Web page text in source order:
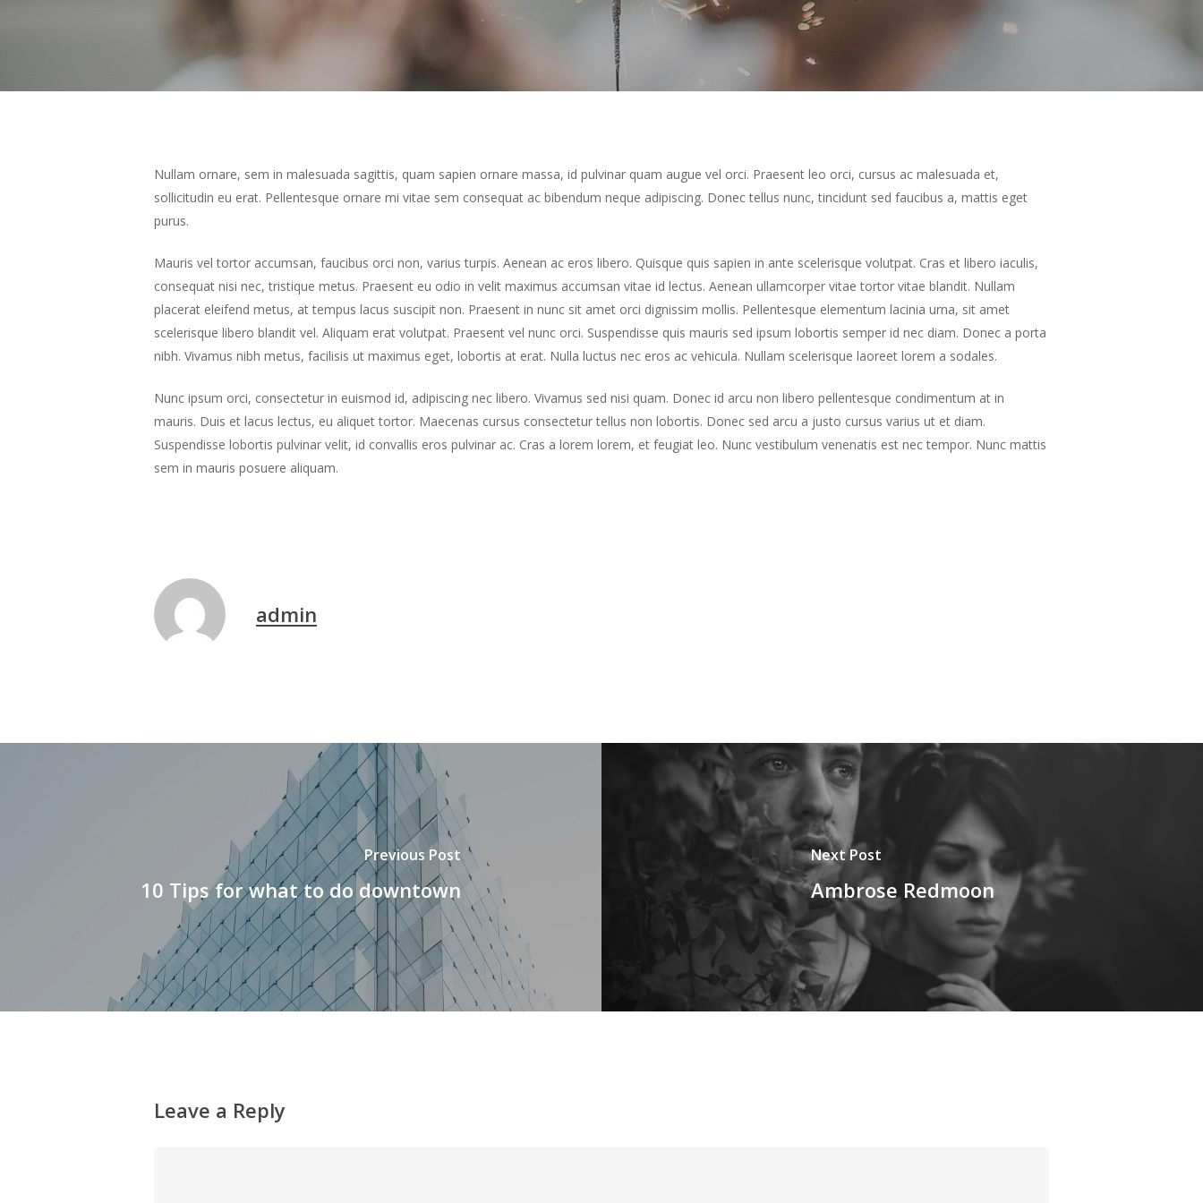
Nullam ornare, sem in malesuada sagittis, quam sapien ornare massa, id pulvinar quam augue vel orci. Praesent leo orci, cursus ac malesuada et,
sollicitudin eu erat. Pellentesque ornare mi vitae sem consequat ac bibendum neque adipiscing. Donec tellus nunc, tincidunt sed faucibus a, mattis eget
purus.
Mauris vel tortor accumsan, faucibus orci non, varius turpis. Aenean ac eros libero. Quisque quis sapien in ante scelerisque volutpat. Cras et libero iaculis,
consequat nisi nec, tristique metus. Praesent eu odio in velit maximus accumsan vitae id lectus. Aenean ullamcorper vitae tortor vitae blandit. Nullam
placerat eleifend metus, at tempus lacus suscipit non. Praesent in nunc sit amet orci dignissim mollis. Pellentesque elementum lacinia urna, sit amet
scelerisque libero blandit vel. Aliquam erat volutpat. Praesent vel nunc orci. Suspendisse quis mauris sed ipsum lobortis semper id nec diam. Donec a porta
nibh. Vivamus nibh metus, facilisis ut maximus eget, lobortis at erat. Nulla luctus nec eros ac vehicula. Nullam scelerisque laoreet lorem a sodales.
Nunc ipsum orci, consectetur in euismod id, adipiscing nec libero. Vivamus sed nisi quam. Donec id arcu non libero pellentesque condimentum at in
mauris. Duis et lacus lectus, eu aliquet tortor. Maecenas cursus consectetur tellus non lobortis. Donec sed arcu a justo cursus varius ut et diam.
Suspendisse lobortis pulvinar velit, id convallis eros pulvinar ac. Cras a lorem lorem, et feugiat leo. Nunc vestibulum venenatis est nec tempor. Nunc mattis
sem in mauris posuere aliquam.
admin
Previous Post
10 Tips for what to do downtown
Next Post
Ambrose Redmoon
Leave a Reply